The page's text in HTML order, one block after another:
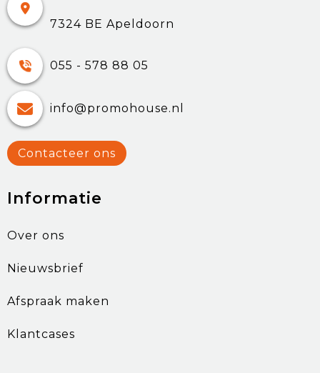
7324 BE Apeldoorn
055 - 578 88 05
info@promohouse.nl
Contacteer ons
Informatie
Over ons
Nieuwsbrief
Afspraak maken
Klantcases